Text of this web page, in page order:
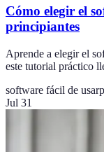
Cómo elegir el
principiantes
Aprende a elegir el
este tutorial práctico
software fácil de usar
Jul 31